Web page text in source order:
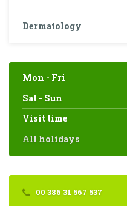
Dermatology
Mon - Fri
Sat - Sun
Visit time
All holidays
00 386 31 567 537